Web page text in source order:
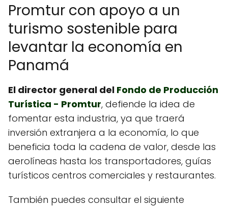
Promtur con apoyo a un
turismo sostenible para
levantar la economía en
Panamá
El director general del Fondo de Producción
Turística - Promtur, defiende la idea de
fomentar esta industria, ya que traerá
inversión extranjera a la economía, lo que
beneficia toda la cadena de valor, desde las
aerolíneas hasta los transportadores, guías
turísticos centros comerciales y restaurantes.
También puedes consultar el siguiente